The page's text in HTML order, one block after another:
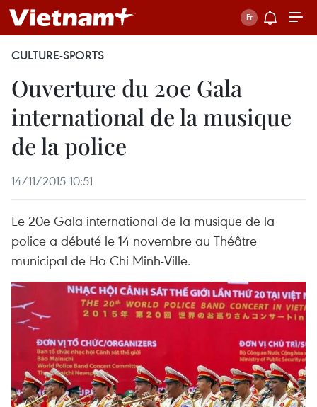
CULTURE-SPORTS
Ouverture du 20e Gala
international de la musique
de la police
14/11/2015 10:51
Le 20e Gala international de la musique de la
police a débuté le 14 novembre au Théâtre
municipal de Ho Chi Minh-Ville.